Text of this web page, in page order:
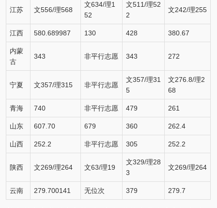
江苏 文556/理568
文634/理1
52
文511/理52
2
文242/理255
江西 580.689987 130 428 380.67
内蒙
古
343 非平行志愿 343 272
宁夏 文357/理315 非平行志愿
文357/理31
5
文276.8/理2
68
青海 740 非平行志愿 479 261
山东 607.70 679 360 262.4
山西 252.2 非平行志愿 305 252.2
陕西 文269/理264 文63/理19
文329/理28
3
文269/理264
云南 279.700141 无位次 379 279.7